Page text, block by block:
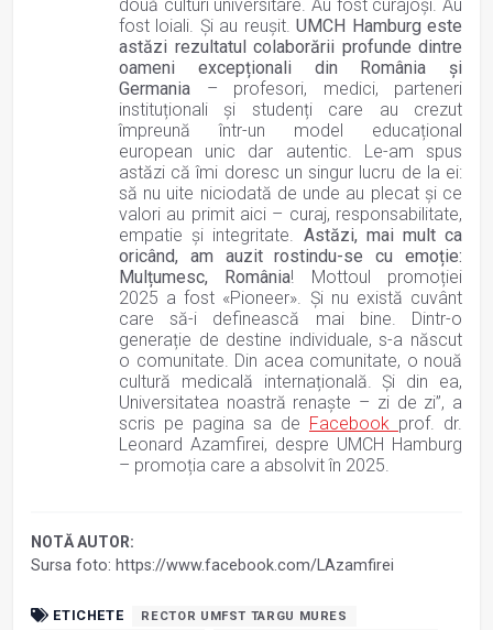
două culturi universitare. Au fost curajoși. Au
fost loiali. Și au reușit. UMCH Hamburg este
astăzi rezultatul colaborării profunde dintre
oameni excepționali din România și
Germania – profesori, medici, parteneri
instituționali și studenți care au crezut
împreună într-un model educațional
european unic dar autentic. Le-am spus
astăzi că îmi doresc un singur lucru de la ei:
să nu uite niciodată de unde au plecat și ce
valori au primit aici – curaj, responsabilitate,
empatie și integritate.
Astăzi, mai mult ca
oricând, am auzit rostindu-se cu emoție:
Mulțumesc, România! Mottoul promoției
2025 a fost «Pioneer». Și nu există cuvânt
care să-i definească mai bine. Dintr-o
generație de destine individuale, s-a născut
o comunitate. Din acea comunitate, o nouă
cultură medicală internațională. Și din ea,
Universitatea noastră renaște – zi de zi”, a
scris pe pagina sa de Facebook prof. dr.
Leonard Azamfirei, despre UMCH Hamburg
– promoția care a absolvit în 2025.
NOTĂ AUTOR:
Sursa foto: https://www.facebook.com/LAzamfirei
ETICHETE
RECTOR UMFST TARGU MURES